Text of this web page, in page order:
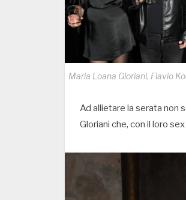
Maria Loana Gloriani, Flavio
Ad allietare la serata non
Gloriani che, con il loro